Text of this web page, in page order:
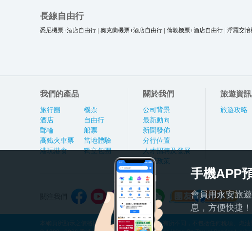
長線自由行
悉尼機票+酒店自由行 | 奧克蘭機票+酒店自由行 | 倫敦機票+酒店自由行 | 浮羅交
我們的產品
旅行團
酒店
郵輪
高鐵火車票
港玩港食
機票
自由行
船票
當地體驗
獨立包團
關於我們
公司背景
最新動向
新聞發佈
分行位置
人才招聘及發展
私隱政策
旅遊資訊
旅遊攻略
本網頁所顯示之價格因應產品種類及出發日期而有所不同，不包括任何稅項、燃
手機APP
會員用永安旅
息，方便快捷！